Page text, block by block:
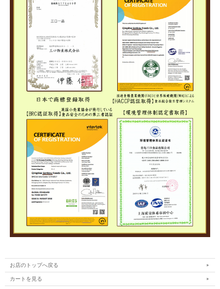
お店のトップへ戻る
カートを見る